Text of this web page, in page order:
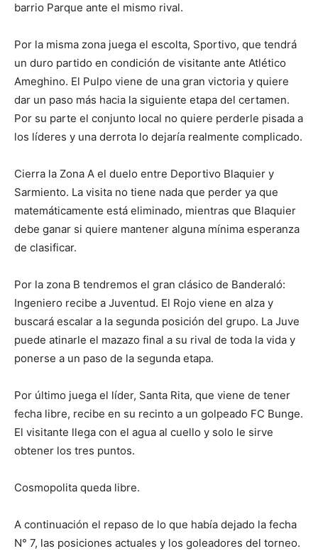
barrio Parque ante el mismo rival.
Por la misma zona juega el escolta, Sportivo, que tendrá
un duro partido en condición de visitante ante Atlético
Ameghino. El Pulpo viene de una gran victoria y quiere
dar un paso más hacia la siguiente etapa del certamen.
Por su parte el conjunto local no quiere perderle pisada a
los líderes y una derrota lo dejaría realmente complicado.
Cierra la Zona A el duelo entre Deportivo Blaquier y
Sarmiento. La visita no tiene nada que perder ya que
matemáticamente está eliminado, mientras que Blaquier
debe ganar si quiere mantener alguna mínima esperanza
de clasificar.
Por la zona B tendremos el gran clásico de Banderaló:
Ingeniero recibe a Juventud. El Rojo viene en alza y
buscará escalar a la segunda posición del grupo. La Juve
puede atinarle el mazazo final a su rival de toda la vida y
ponerse a un paso de la segunda etapa.
Por último juega el líder, Santa Rita, que viene de tener
fecha libre, recibe en su recinto a un golpeado FC Bunge.
El visitante llega con el agua al cuello y solo le sirve
obtener los tres puntos.
Cosmopolita queda libre.
A continuación el repaso de lo que había dejado la fecha
N° 7, las posiciones actuales y los goleadores del torneo.